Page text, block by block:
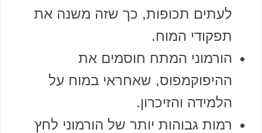
לעתים תכופות, כך שזה משנה את
תפקודי המוח.
הורמוני המתח חוסמים את
ההיפוקמפוס, שאחראי במוח על
הלמידה והזיכרון.
רמות גבוהות יותר של הורמוני לחץ